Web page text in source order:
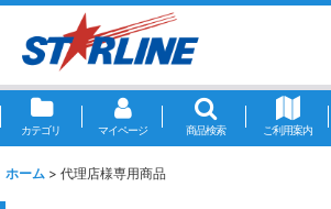
カテゴリ マイページ 商品検索 ご利用案内
ホーム > 代理店様専用商品